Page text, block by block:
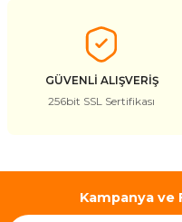
GÜVENLİ ALIŞVERİŞ
256bit SSL Sertifikası
Kampanya ve